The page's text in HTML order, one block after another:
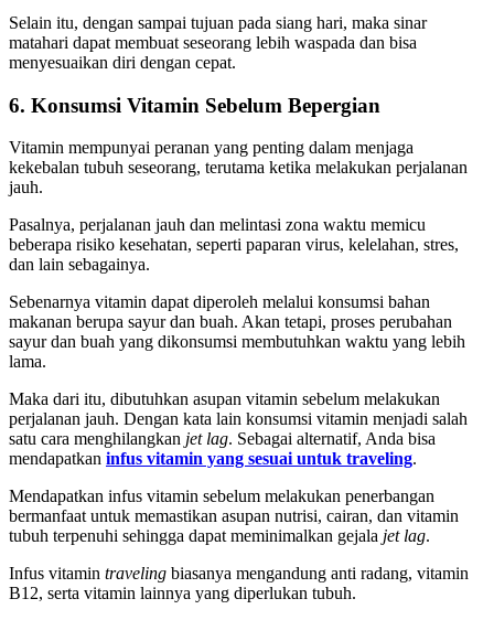
Selain itu, dengan sampai tujuan pada siang hari, maka sinar
matahari dapat membuat seseorang lebih waspada dan bisa
menyesuaikan diri dengan cepat.
6. Konsumsi Vitamin Sebelum Bepergian
Vitamin mempunyai peranan yang penting dalam menjaga
kekebalan tubuh seseorang, terutama ketika melakukan perjalanan
jauh.
Pasalnya, perjalanan jauh dan melintasi zona waktu memicu
beberapa risiko kesehatan, seperti paparan virus, kelelahan, stres,
dan lain sebagainya.
Sebenarnya vitamin dapat diperoleh melalui konsumsi bahan
makanan berupa sayur dan buah. Akan tetapi, proses perubahan
sayur dan buah yang dikonsumsi membutuhkan waktu yang lebih
lama.
Maka dari itu, dibutuhkan asupan vitamin sebelum melakukan
perjalanan jauh. Dengan kata lain konsumsi vitamin menjadi salah
satu cara menghilangkan jet lag. Sebagai alternatif, Anda bisa
mendapatkan infus vitamin yang sesuai untuk traveling.
Mendapatkan infus vitamin sebelum melakukan penerbangan
bermanfaat untuk memastikan asupan nutrisi, cairan, dan vitamin
tubuh terpenuhi sehingga dapat meminimalkan gejala jet lag.
Infus vitamin traveling biasanya mengandung anti radang, vitamin
B12, serta vitamin lainnya yang diperlukan tubuh.